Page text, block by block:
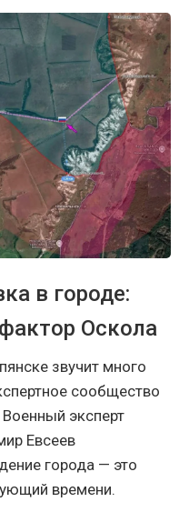
в городе:
Оскола
звучит много
сообщество
эксперт
Евсеев
города — это
времени.